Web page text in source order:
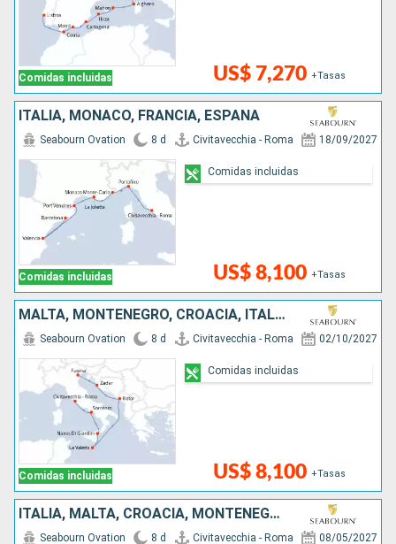
Comidas incluidas US$ 7,270 +Tasas
ITALIA, MONACO, FRANCIA, ESPAÑA
Comidas incluidas
Seabourn Ovation 8 d Civitavecchia - Roma 18/09/2027
US$ 8,100 +Tasas
Comidas incluidas
MALTA, MONTENEGRO, CROACIA, ITALIA
Comidas incluidas
Seabourn Ovation 8 d Civitavecchia - Roma 02/10/2027
US$ 8,100 +Tasas
Comidas incluidas
ITALIA, MALTA, CROACIA, MONTENEGRO
Seabourn Ovation 8 d Civitavecchia - Roma 08/05/2027